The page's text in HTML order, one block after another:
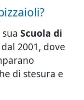
Scuola di
2001, dove
di stesura e